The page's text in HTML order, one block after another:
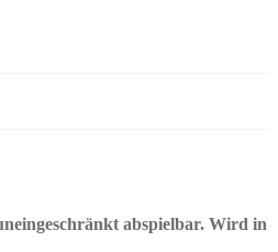
abspielbar. Wird in